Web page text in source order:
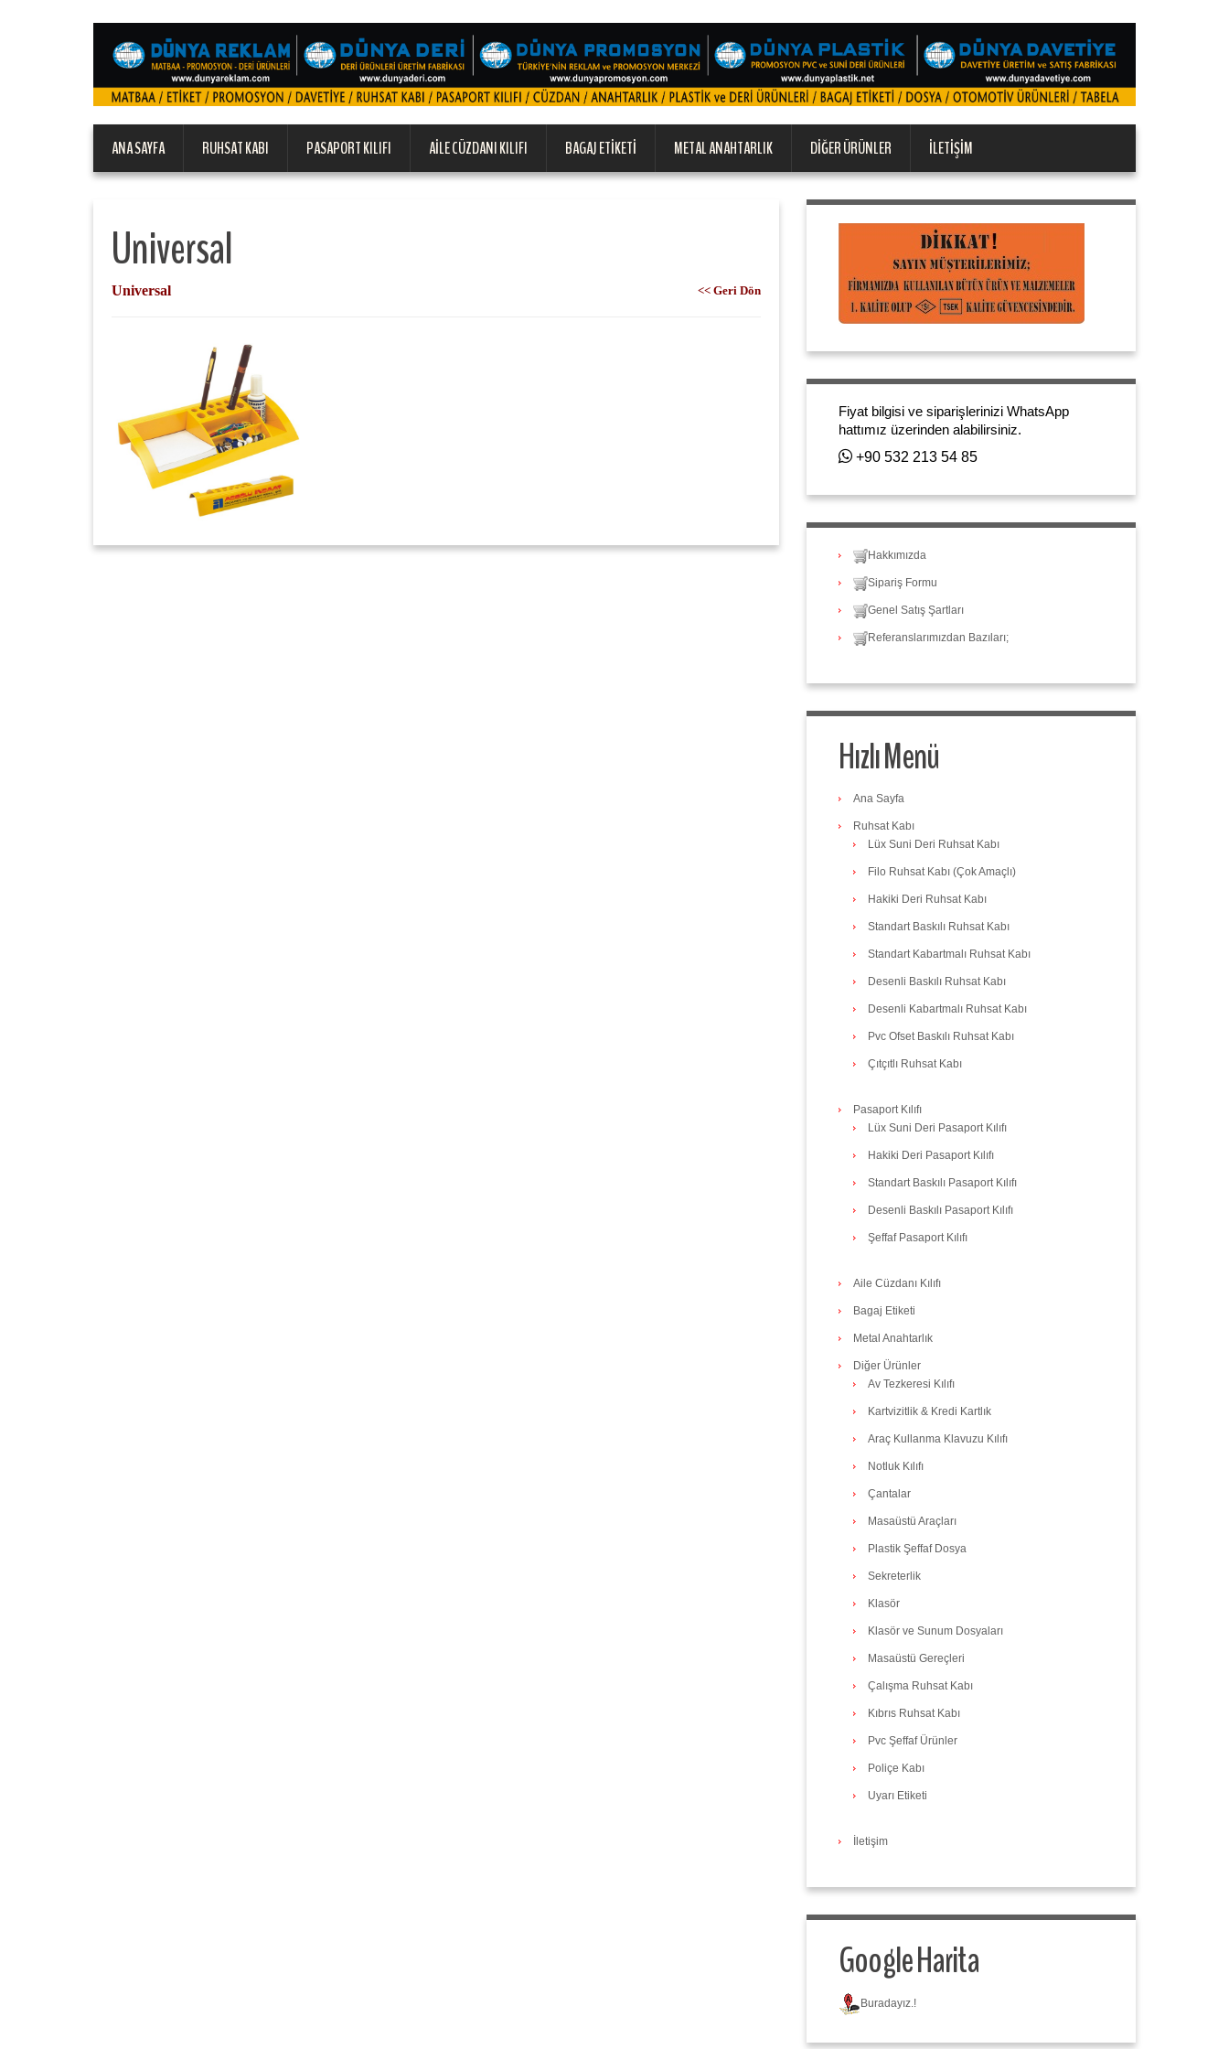
ANA SAYFA RUHSAT KABI PASAPORT KILIFI AILE CÜZDANI KILIFI BAGAJ ETIKETI METAL ANAHTARLIK DIĞER ÜRÜNLER İLETIŞIM
Universal
Universal << Geri Dön
Fiyat bilgisi ve siparişlerinizi WhatsApp
hattımız üzerinden alabilirsiniz.
+90 532 213 54 85
Hakkımızda
Sipariş Formu
Genel Satış Şartları
Referanslarımızdan Bazıları;
Hızlı Menü
Ana Sayfa
Ruhsat Kabı
Lüx Suni Deri Ruhsat Kabı
Filo Ruhsat Kabı (Çok Amaçlı)
Hakiki Deri Ruhsat Kabı
Standart Baskılı Ruhsat Kabı
Standart Kabartmalı Ruhsat Kabı
Desenli Baskılı Ruhsat Kabı
Desenli Kabartmalı Ruhsat Kabı
Pvc Ofset Baskılı Ruhsat Kabı
Çıtçıtlı Ruhsat Kabı
Pasaport Kılıfı
Lüx Suni Deri Pasaport Kılıfı
Hakiki Deri Pasaport Kılıfı
Standart Baskılı Pasaport Kılıfı
Desenli Baskılı Pasaport Kılıfı
Şeffaf Pasaport Kılıfı
Aile Cüzdanı Kılıfı
Bagaj Etiketi
Metal Anahtarlık
Diğer Ürünler
Av Tezkeresi Kılıfı
Kartvizitlik & Kredi Kartlık
Araç Kullanma Klavuzu Kılıfı
Notluk Kılıfı
Çantalar
Masaüstü Araçları
Plastik Şeffaf Dosya
Sekreterlik
Klasör
Klasör ve Sunum Dosyaları
Masaüstü Gereçleri
Çalışma Ruhsat Kabı
Kıbrıs Ruhsat Kabı
Pvc Şeffaf Ürünler
Poliçe Kabı
Uyarı Etiketi
İletişim
Google Harita
Buradayız.!